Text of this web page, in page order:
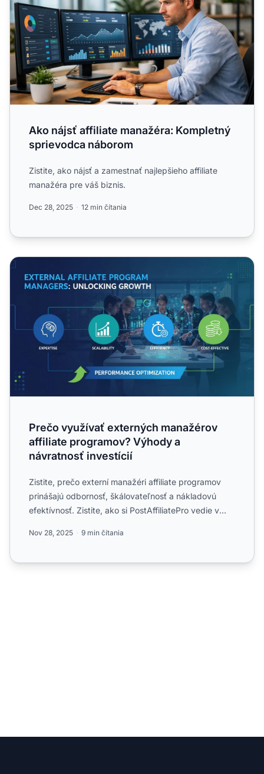
Ako nájsť affiliate manažéra: Kompletný
sprievodca náborom
Zistite, ako nájsť a zamestnať najlepšieho affiliate
manažéra pre váš biznis.
Dec 28, 2025 12 min čítania
Prečo využívať externých manažérov affiliate
Prečo využívať externých manažérov
affiliate programov? Výhody a
návratnosť investícií
Zistite, prečo externí manažéri affiliate programov
prinášajú odbornosť, škálovateľnosť a nákladovú
efektívnosť. Zistite, ako si PostAffiliatePro vedie v
Nov 28, 2025 9 min čítania